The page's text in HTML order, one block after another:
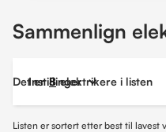
Sammenlign
Det er 8 elektrikere i listen
Instillinger
Listen er sortert etter best til lavest